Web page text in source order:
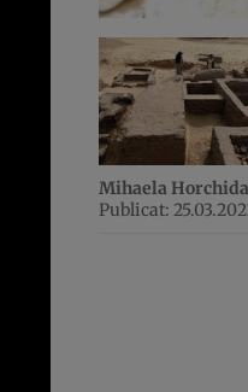
Mihaela
Publicat: